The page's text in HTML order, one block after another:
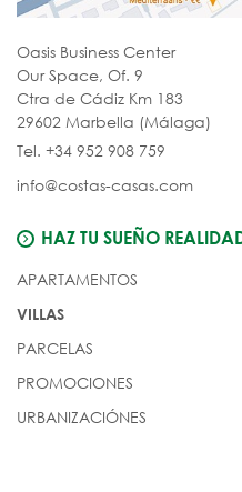
Oasis Business Center
Our Space, Of. 9
Ctra de Cádiz Km 183
29602 Marbella (Málaga)
Tel. +34 952 908 759
info@costas-casas.com
HAZ TU SUEÑO
APARTAMENTOS
VILLAS
PARCELAS
PROMOCIONES
URBANIZACIÓNES